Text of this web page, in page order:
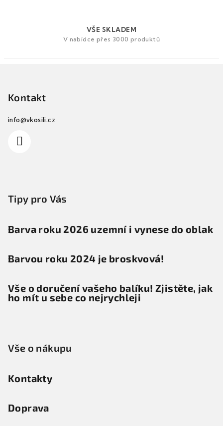
VŠE SKLADEM
V nabídce přes 3000 produktů
Kontakt
info@vkosili.cz
Tipy pro Vás
Barva roku 2026 uzemní i vynese do oblak
Barvou roku 2024 je broskvová!
Vše o doručení vašeho balíku! Zjistěte, jak
ho mít u sebe co nejrychleji
Vše o nákupu
Kontakty
Doprava